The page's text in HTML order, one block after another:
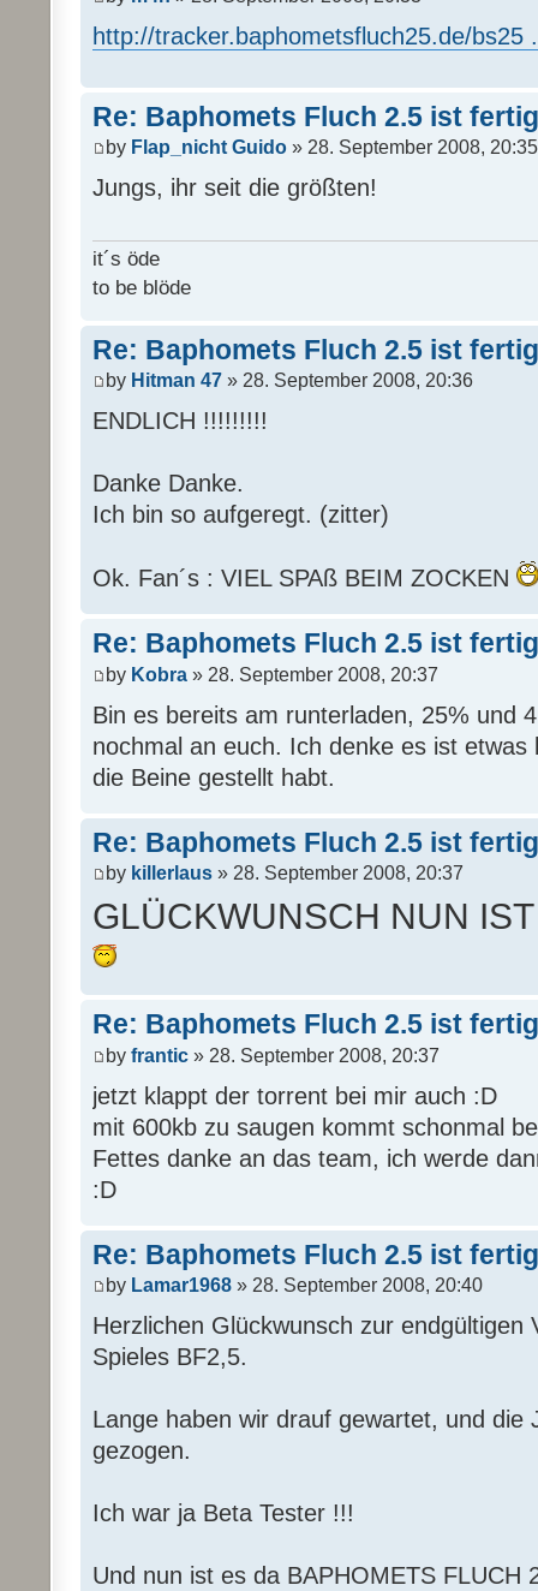
http://tracker.baphometsfluch25.de/bs25
Re: Baphomets Fluch 2.5 ist fertig
by Flap_nicht Guido » 28. September 2008, 20:35
Jungs, ihr seit die größten!
it´s öde
to be blöde
Re: Baphomets Fluch 2.5 ist fertig
by Hitman 47 » 28. September 2008, 20:36
ENDLICH !!!!!!!!!
Danke Danke.
Ich bin so aufgeregt. (zitter)
Ok. Fan´s : VIEL SPAß BEIM ZOCKEN
Re: Baphomets Fluch 2.5 ist fertig
by Kobra » 28. September 2008, 20:37
Bin es bereits am runterladen, 25% und
nochmal an euch. Ich denke es ist
die Beine gestellt habt.
Re: Baphomets Fluch 2.5 ist fertig
by killerlaus » 28. September 2008, 20:37
GLÜCKWUNSCH NUN
Re: Baphomets Fluch 2.5 ist fertig
by frantic » 28. September 2008, 20:37
jetzt klappt der torrent bei mir auch :D
mit 600kb zu saugen kommt schonmal
Fettes danke an das team, ich werde
:D
Re: Baphomets Fluch 2.5 ist fertig
by Lamar1968 » 28. September 2008, 20:40
Herzlichen Glückwunsch zur endgültigen
Spieles BF2,5.
Lange haben wir drauf gewartet, und die
gezogen.
Ich war ja Beta Tester !!!
Und nun ist es da BAPHOMETS FLUCH